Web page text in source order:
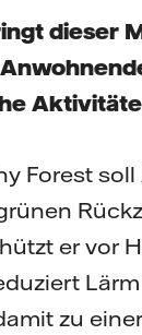
dieser
Forest
er vor
zu